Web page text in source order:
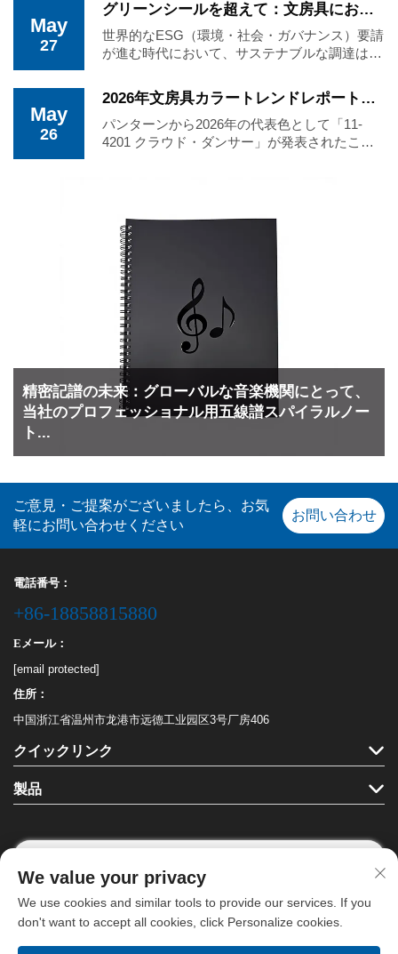
May
27
グリーンシールを超えて：文房具における「グリーンウォッシング」を回避するためのB2B調達ガイド
世界的なESG（環境・社会・ガバナンス）要請
が進む時代において、サステナブルな調達は
す。しかし、市場には曖昧な環境宣言——いわ
ゆる…——が氾濫しています。
May
26
2026年文房具カラートレンドレポート：プレミアムカスタムノートブック販売を牽引する「クラウド...
パンターンから2026年の代表色として「11-
4201 クラウド・ダンサー」が発表されたこと
ではなく、コアな…
精密記譜の未来：グローバルな音楽機関にとって、
当社のプロフェッショナル用五線譜スパイラルノー
ト...
ご意見・ご提案がございましたら、お気
軽にお問い合わせください
お問い合わせ
電話番号：
+86-18858815880
Eメール：
[email protected]
住所：
中国浙江省温州市龙港市远德工业园区3号厂房406
クイックリンク
製品
フォローする
We value your privacy
We use cookies and similar tools to provide our services. If you
don't want to accept all cookies, click Personalize cookies.